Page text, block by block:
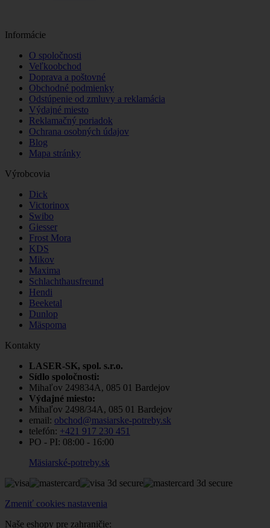
Informácie
O spoločnosti
Veľkoobchod
Doprava a poštovné
Obchodné podmienky
Odstúpenie od zmluvy a reklamácia
Výdajné miesto
Reklamačný poriadok
Ochrana osobných údajov
Blog
Mapa stránky
Výrobcovia
Dick
Victorinox
Swibo
Giesser
Frost Mora
KDS
Mikov
Maxima
Schlachthausfreund
Hendi
Beeketal
Dunlop
Mäspoma
Kontakty
LASER-SK, spol. s.r.o.
Sídlo spoločnosti:
Mihaľov 249834A, 085 01 Bardejov
Výdajné miesto:
Mihaľov 2498/34A, 085 01 Bardejov
email: obchod@masiarske-potreby.sk
telefón: +421 917 230 451
PO - PI: 08:00 - 16:00
Mäsiarské-potreby.sk
Zmeniť cookies nastavenia
Naše eshopy pre zahraničie: